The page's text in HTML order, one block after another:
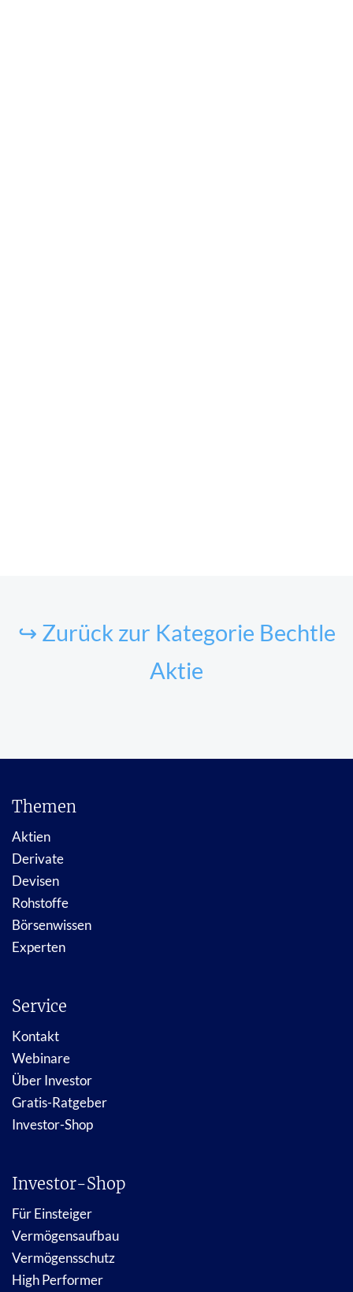
↪ Zurück zur Kategorie Bechtle
Aktie
Themen
Aktien
Derivate
Devisen
Rohstoffe
Börsenwissen
Experten
Service
Kontakt
Webinare
Über Investor
Gratis-Ratgeber
Investor-Shop
Investor-Shop
Für Einsteiger
Vermögensaufbau
Vermögensschutz
High Performer